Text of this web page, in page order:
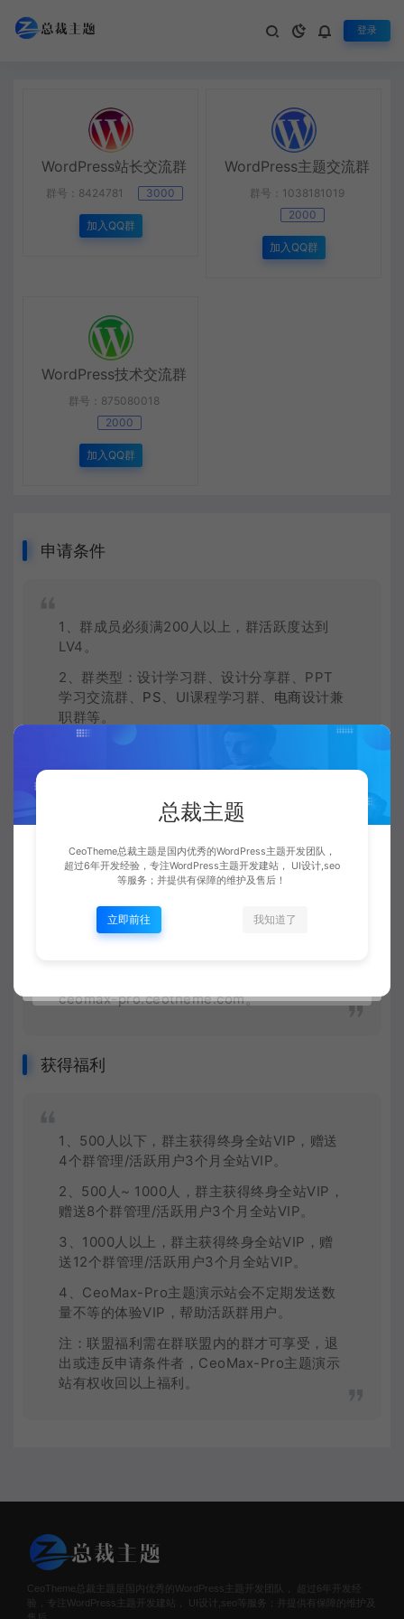
登录
WordPress站长交流群
群号：8424781 3000
加入QQ群
WordPress主题交流群
群号：1038181019
2000
加入QQ群
WordPress技术交流群
群号：875080018
2000
加入QQ群
申请条件
1、群成员必须满200人以上，群活跃度达到
LV4。
2、群类型：设计学习群、设计分享群、PPT
学习交流群、 PS、UI课程学习群、 电商设计兼
职群等。
3、认可CeoMax-Pro主题演示站的理念，维
护CeoMax-Pro主题演示站的声誉和利益，配
88888888加入QQ群，设置群管理。
5、QQ群名称需要在前后任意位置加上
【CeoMax-Pro主题演示站】字样。
6、@全体成员，并发公告：本群已加入
ceomax-pro.ceotheme.com。
获得福利
1、500人以下，群主获得终身全站VIP，赠送
4个群管理/活跃用户3个月全站VIP。
2、500人~ 1000人，群主获得终身全站VIP，
赠送8个群管理/活跃用户3个月全站VIP。
3、1000人以上，群主获得终身全站VIP，赠
送12个群管理/活跃用户3个月全站VIP。
4、CeoMax-Pro主题演示站会不定期发送数
量不等的体验VIP，帮助活跃群用户。
注：联盟福利需在群联盟内的群才可享受，退
出或违反申请条件者，CeoMax-Pro主题演示
站有权收回以上福利。
CeoTheme总裁主题是国内优秀的WordPress主题开发团队， 超过6年开发经
验，专注WordPress主题开发建站， UI设计,seo等服务；并提供有保障的维护及
总裁主题
CeoTheme总裁主题是国内优秀的WordPress主题开发团队，
超过6年开发经验，专注WordPress主题开发建站， UI设计,seo
等服务；并提供有保障的维护及售后！
立即前往 我知道了